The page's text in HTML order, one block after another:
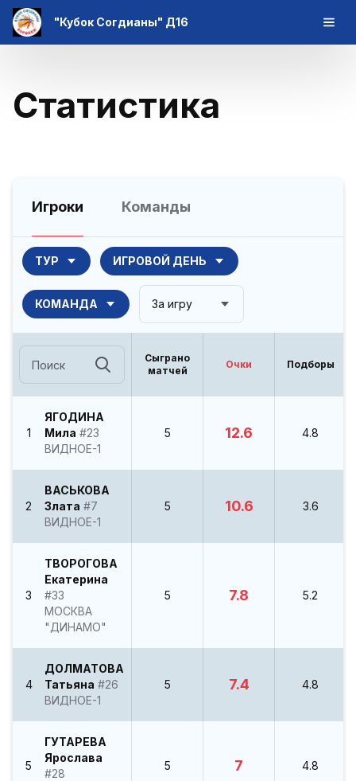
"Кубок Согдианы" Д16
Статистика
Игроки Команды
ТУР ИГРОВОЙ ДЕНЬ
КОМАНДА За игру
Сыграно
матчей
Очки Подборы
1
ЯГОДИНА
Мила #23
ВИДНОЕ-1
5 12.6 4.8
2
ВАСЬКОВА
Злата #7
ВИДНОЕ-1
5 10.6 3.6
3
ТВОРОГОВА
Екатерина
#33
МОСКВА
"ДИНАМО"
5 7.8 5.2
4
ДОЛМАТОВА
Татьяна #26
ВИДНОЕ-1
5 7.4 4.8
5
ГУТАРЕВА
Ярослава
#28
5 7 4.8